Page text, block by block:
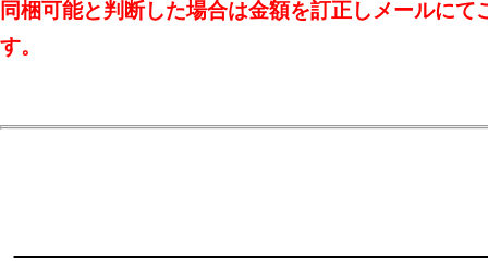
同梱可能と判断した場合は金額を訂正しメールにて
す。